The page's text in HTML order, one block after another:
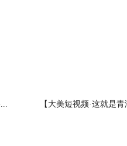
【大美短视频·这就是